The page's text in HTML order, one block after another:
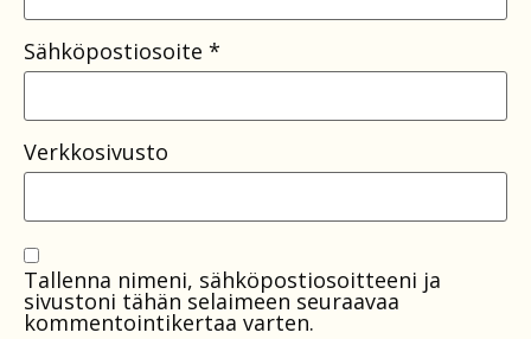
Sähköpostiosoite *
Verkkosivusto
Tallenna nimeni, sähköpostiosoitteeni ja
sivustoni tähän selaimeen seuraavaa
kommentointikertaa varten.